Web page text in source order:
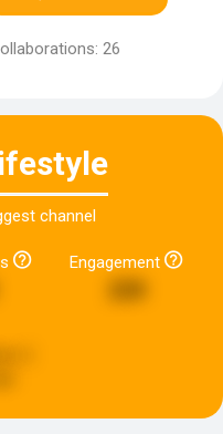
26
channel
Engagement